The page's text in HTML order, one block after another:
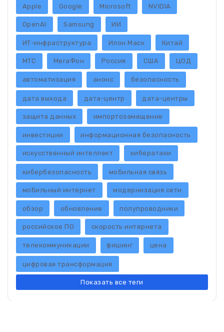
Apple Google Microsoft NVIDIA
OpenAI Samsung ИИ
ИТ-инфраструктура Илон Маск Китай
МТС МегаФон Россия США ЦОД
автоматизация анонс безопасность
дата выхода дата-центр дата-центры
защита данных импортозамещение
инвестиции информационная безопасность
искусственный интеллект кибератаки
кибербезопасность мобильная связь
мобильный интернет модернизация сети
обзор обновление полупроводники
российское ПО скорость интернета
телекоммуникации фишинг цена
цифровая трансформация
Показать все теги